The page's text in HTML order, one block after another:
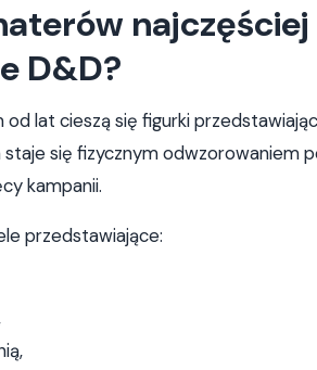
najczęściej
D&D?
lat cieszą się figurki
staje się fizycznym odwzorowaniem
kampanii.
przedstawiające: